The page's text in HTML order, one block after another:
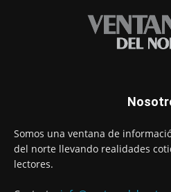
Somos una ventana de
del norte llevando realidades
lectores.